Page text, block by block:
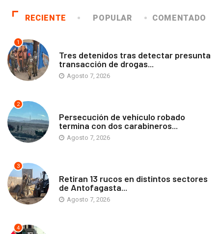
RECIENTE POPULAR COMENTADO
1
Tres detenidos tras detectar presunta
transacción de drogas...
Agosto 7, 2026
2
Persecución de vehículo robado
termina con dos carabineros...
Agosto 7, 2026
3
Retiran 13 rucos en distintos sectores
de Antofagasta...
Agosto 7, 2026
4